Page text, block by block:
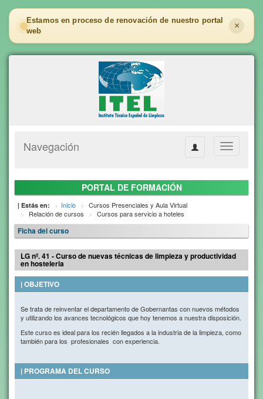
Estamos en proceso de renovación de nuestro portal
web
×
Toggle
Navegación
PORTAL DE FORMACIÓN
| Estás en: Inicio
Cursos Presenciales y Aula Virtual
Relación de cursos
Cursos para servicio a hoteles
Ficha del curso
LG nº. 41 - Curso de nuevas técnicas de limpieza y productividad
en hosteleria
| OBJETIVO
Se trata de reinventar el departamento de Gobernantas con nuevos métodos
y utilizando los avances tecnológicos que hoy tenemos a nuestra disposición.
Este curso es ideal para los recién llegados a la industria de la limpieza, como
también para los profesionales con experiencia.
| PROGRAMA DEL CURSO